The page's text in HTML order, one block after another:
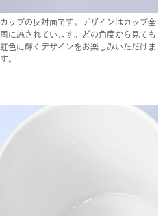
カップの反対面です。デザインはカップ全
周に施されています。どの角度から見ても
虹色に輝くデザインをお楽しみいただけま
す。